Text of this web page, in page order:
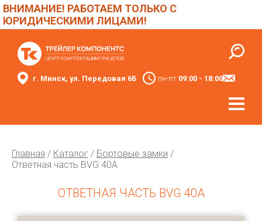
ВНИМАНИЕ! РАБОТАЕМ ТОЛЬКО С
ЮРИДИЧЕСКИМИ ЛИЦАМИ!
пн-пт 09:00 - 18:00
г. Минск, ул. Передовая 6Б
Главная / Каталог / Бортовые замки /
Ответная часть BVG 40A
ОТВЕТНАЯ ЧАСТЬ BVG 40A